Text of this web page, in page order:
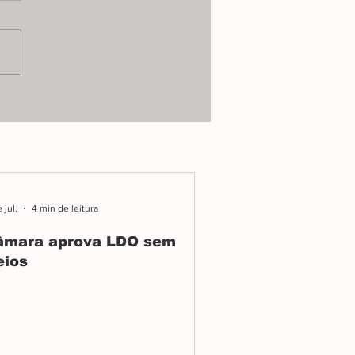
Robson Magela e
das 26 emendas
aprova LDO sem
jul. 4 min de leitura